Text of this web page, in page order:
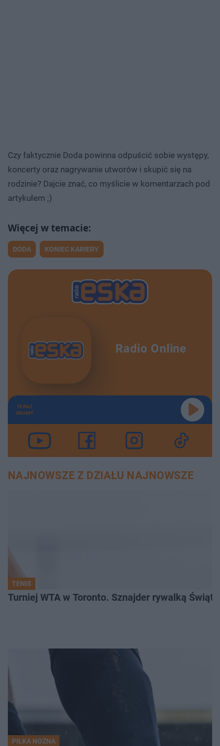
Czy faktycznie Doda powinna odpuścić sobie występy,
koncerty oraz nagrywanie utworów i skupić się na
rodzinie? Dajcie znać, co myślicie w komentarzach pod
artykułem ;)
DODA KONIEC KARIERY
Radio Online
TERAZ
GRAMY
NAJNOWSZE Z DZIAŁU NAJNOWSZE
TENIS
Turniej WTA w Toronto. Sznajder rywalką
PIŁKA NOŻNA